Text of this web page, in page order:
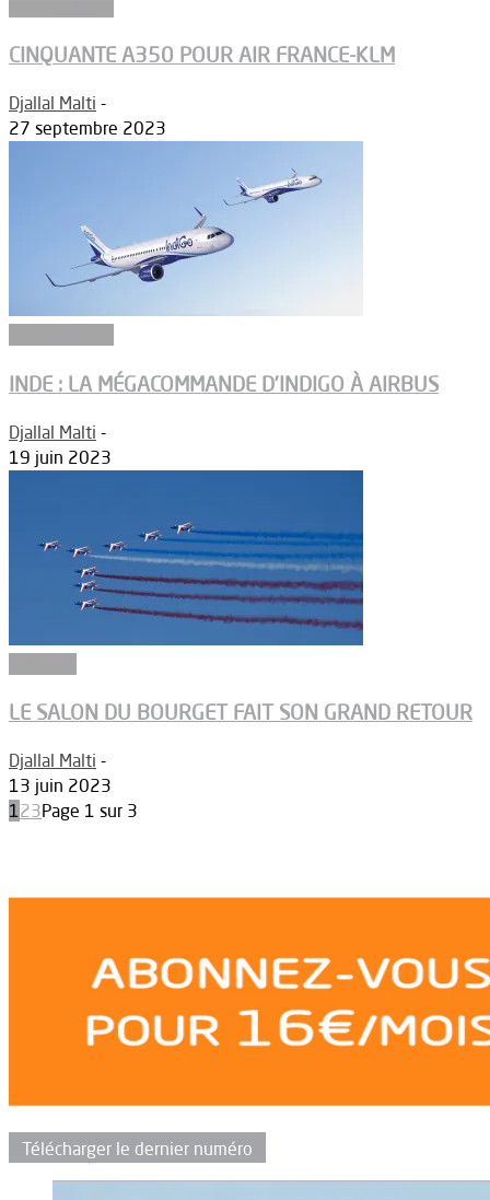
CINQUANTE A350 POUR AIR FRANCE-KLM
Djallal Malti -
27 septembre 2023
INDE : LA MÉGACOMMANDE D’INDIGO À AIRBUS
Djallal Malti -
19 juin 2023
LE SALON DU BOURGET FAIT SON GRAND RETOUR
Djallal Malti -
13 juin 2023
123Page 1 sur 3
Télécharger le dernier numéro